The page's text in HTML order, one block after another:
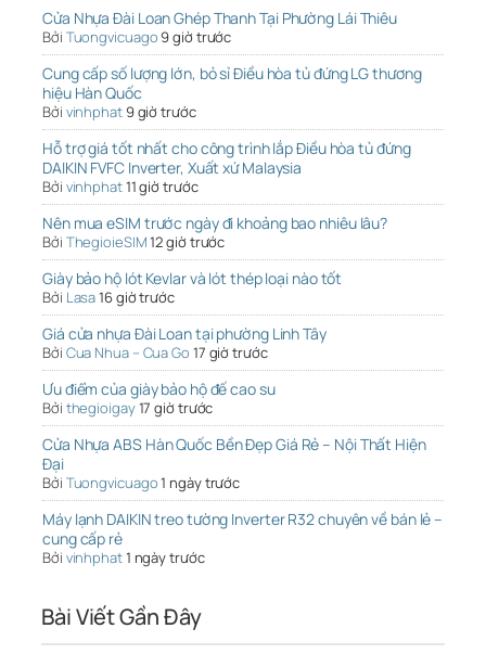
Cửa Nhựa Đài Loan Ghép Thanh Tại Phường Lái Thiêu
Bởi Tuongvicuago9 giờ trước
Cung cấp số lượng lớn, bỏ sỉ Điều hòa tủ đứng LG thương
hiệu Hàn Quốc
Bởi vinhphat9 giờ trước
Hỗ trợ giá tốt nhất cho công trình lắp Điều hòa tủ đứng
DAIKIN FVFC Inverter, Xuất xứ Malaysia
Bởi vinhphat11 giờ trước
Nên mua eSIM trước ngày đi khoảng bao nhiêu lâu?
Bởi ThegioieSIM12 giờ trước
Giày bảo hộ lót Kevlar và lót thép loại nào tốt
Bởi Lasa16 giờ trước
Giá cửa nhựa Đài Loan tại phường Linh Tây
Bởi Cua Nhua – Cua Go 17 giờ trước
Ưu điểm của giày bảo hộ đế cao su
Bởi thegioigay17 giờ trước
Cửa Nhựa ABS Hàn Quốc Bền Đẹp Giá Rẻ – Nội Thất Hiện
Đại
Bởi Tuongvicuago1 ngày trước
Máy lạnh DAIKIN treo tường Inverter R32 chuyên về bán lẻ –
cung cấp rẻ
Bởi vinhphat1 ngày trước
Bài Viết Gần Đây